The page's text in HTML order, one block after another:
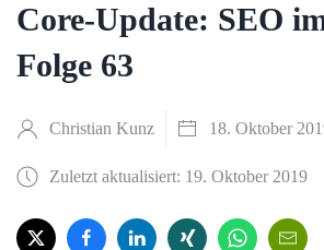
Core-Update: SEO
Folge 63
Christian Kunz 18. Oktober
Zuletzt aktualisiert: 19. Oktober 2019